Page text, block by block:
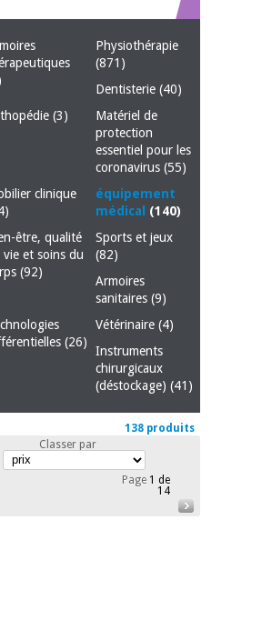
Physiothérapie
(871)
Dentisterie(40)
(3)
Matériel de
protection
essentiel pour les
coronavirus(55)
clinique
équipement
médical (140)
être, qualité
vie et soins du
(92)
Sports et jeux
(82)
Armoires
sanitaires(9)
(26)
Vétérinaire(4)
Instruments
chirurgicaux
(déstockage)(41)
138 produits
Classer par
Page1 de
14